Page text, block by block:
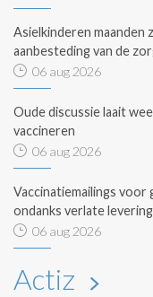
Asielkinderen
aanbesteding van de
06 aug 2026
Oude discussie laait
vaccineren
06 aug 2026
Vaccinatiemailings voor
ondanks verlate
06 aug 2026
Actiz